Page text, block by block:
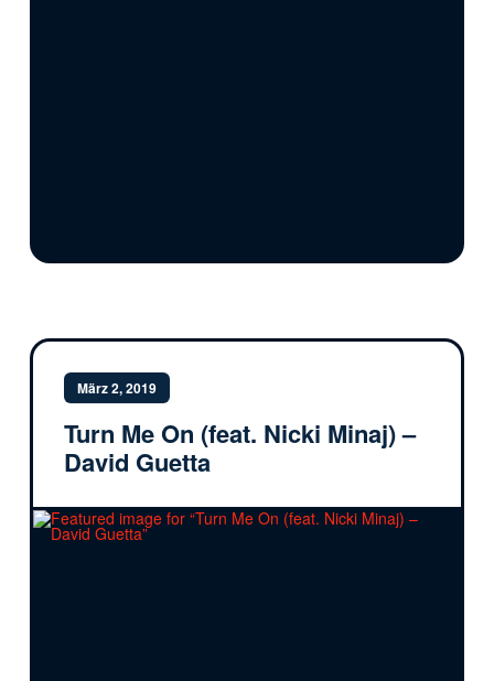
März 2, 2019
Turn Me On (feat. Nicki Minaj) –
David Guetta